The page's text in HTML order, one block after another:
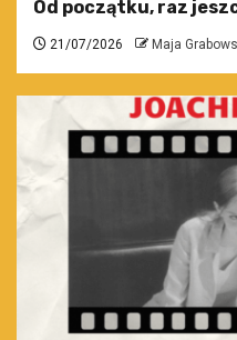
Od początku, raz
21/07/2026 Maja